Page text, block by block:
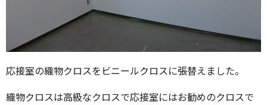
応接室の織物クロスをビニールクロスに張替えました。
織物クロスは高級なクロスで応接室にはお勧めのクロスで